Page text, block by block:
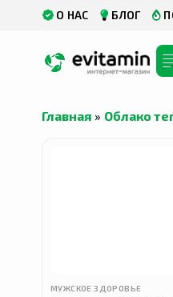
О НАС БЛОГ
Главная » Облако
МУЖСКОЕ ЗДОРОВЬЕ